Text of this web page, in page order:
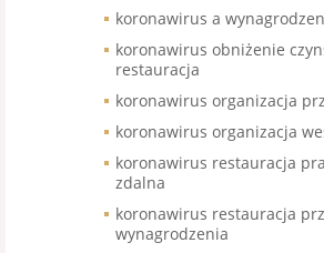
koronawirus a
koronawirus obniżenie
restauracja
koronawirus organizacja
koronawirus organizacja
koronawirus restauracja
zdalna
koronawirus restauracja
wynagrodzenia